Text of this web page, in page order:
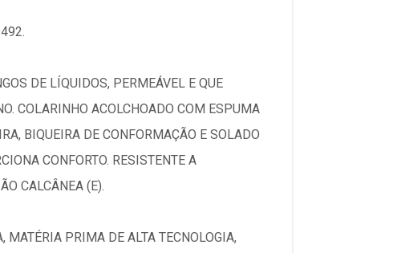
DE LÍQUIDOS, PERMEÁVEL E QUE
COLARINHO ACOLCHOADO COM ESPUMA
BIQUEIRA DE CONFORMAÇÃO E SOLADO
CONFORTO. RESISTENTE A
CALCÂNEA (E).
PRIMA DE ALTA TECNOLOGIA,